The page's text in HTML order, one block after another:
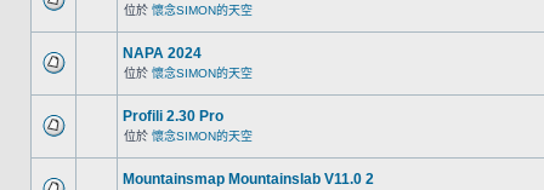
位於 懷念SIMON的天空
NAPA 2024
位於 懷念SIMON的天空
Profili 2.30 Pro
位於 懷念SIMON的天空
Mountainsmap Mountainslab V11.0 2